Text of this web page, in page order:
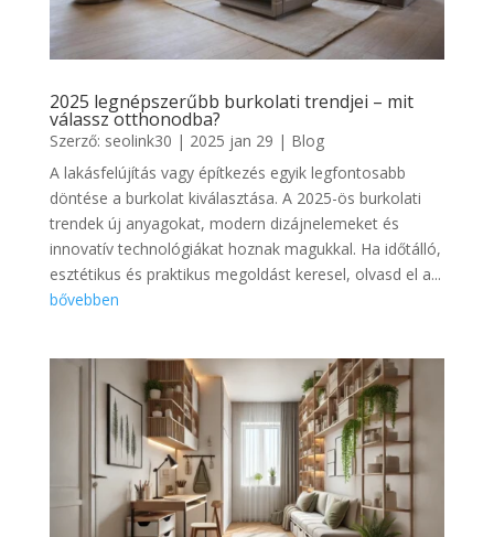
2025 legnépszerűbb burkolati trendjei – mit
válassz otthonodba?
Szerző: seolink30 | 2025 jan 29 | Blog
A lakásfelújítás vagy építkezés egyik legfontosabb
döntése a burkolat kiválasztása. A 2025-ös burkolati
trendek új anyagokat, modern dizájnelemeket és
innovatív technológiákat hoznak magukkal. Ha időtálló,
esztétikus és praktikus megoldást keresel, olvasd el a...
bővebben